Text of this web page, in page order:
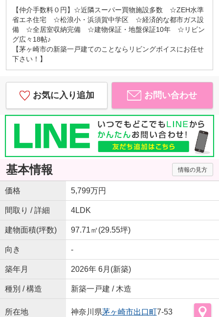
【仲介手数料０円】☆近隣スーパー買物施設多数 ☆ZEH水準
省エネ住宅 ☆松浪小・浜須賀中学区 ☆経済的な都市ガス設
備 ☆全居室収納完備 ☆建物保証・地盤保証10年 ☆リビン
グ広々18帖♪
【茅ヶ崎市の新築一戸建てのことならリビングボイスにお任せ
下さい！】
お気に入り追加 お問い合わせ
基本情報 情報の見方
価格 5,799万円
間取り / 詳細 4LDK
建物面積(坪数) 97.71㎡(29.55坪)
向き -
築年月 2026年 6月(新築)
種別 / 構造 新築一戸建 / 木造
所在地 神奈川県茅ヶ崎市出口町7-53